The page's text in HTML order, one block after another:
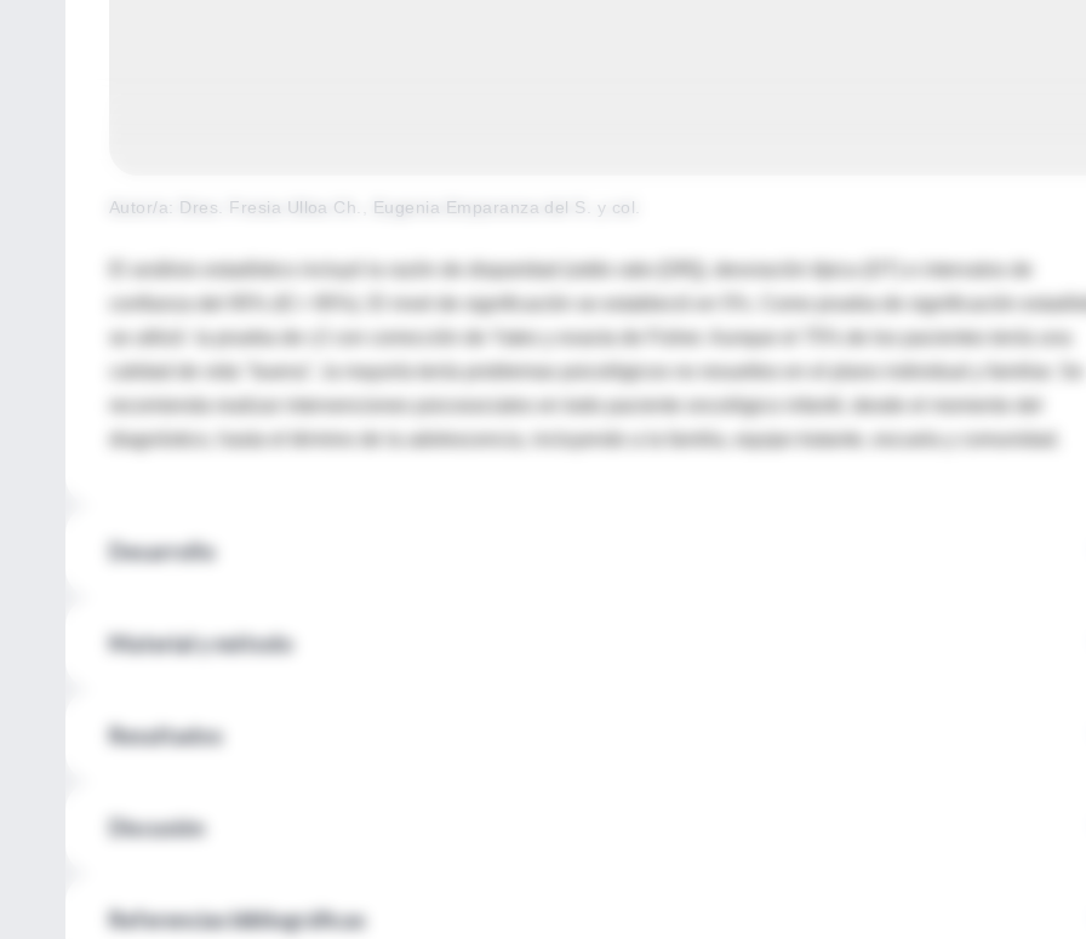
Autor/a: Dres. Fresia Ulloa Ch., Eugenia Emparanza del S. y col.
El análisis estadístico incluyó la razón de disparidad (odds ratio [OR]), desviación típica (DT) e intervalos de
confianza del 95% (IC= 95%). El nivel de significación se estableció en 5%. Como prueba de significación
se utilizó la prueba de c2 con corrección de Yates y exacta de Fisher. Aunque el 75% de los pacientes tenía una
calidad de vida "buena", la mayoría tenía problemas psicológicos no resueltos en el plano individual y familiar. Se
recomienda realizar intervenciones psicosociales en todo paciente oncológico infantil, desde el momento del
diagnóstico, hasta el término de la adolescencia, incluyendo a la familia, equipo tratante, escuela y comunidad.
Desarrollo
Material y método
Resultados
Discusión
Referencias bibliográficas